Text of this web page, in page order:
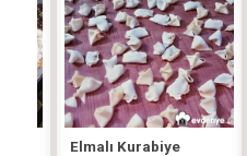
Elmalı Kurabiye